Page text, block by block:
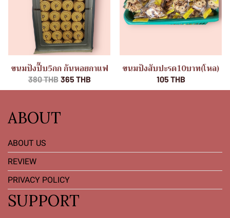
ขนมปังปี๊บ5กก ก้นหอยกาแฟ
380 THB 365 THB
ขนมปังสับปะรด10บาท(โหล)
105 THB
ABOUT
ABOUT US
REVIEW
PRIVACY POLICY
SUPPORT